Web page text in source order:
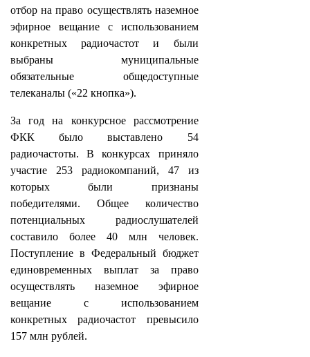
отбор на право осуществлять наземное
эфирное вещание с использованием
конкретных радиочастот и были
выбраны муниципальные
обязательные общедоступные
телеканалы («22 кнопка»).
За год на конкурсное рассмотрение
ФКК было выставлено 54
радиочастоты. В конкурсах приняло
участие 253 радиокомпаний, 47 из
которых были признаны
победителями. Общее количество
потенциальных радиослушателей
составило более 40 млн человек.
Поступление в Федеральный бюджет
единовременных выплат за право
осуществлять наземное эфирное
вещание с использованием
конкретных радиочастот превысило
157 млн рублей.